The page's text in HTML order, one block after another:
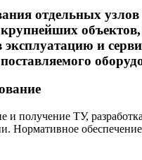
отдельных узлов
и
и получение ТУ,
Нормативное обеспечение